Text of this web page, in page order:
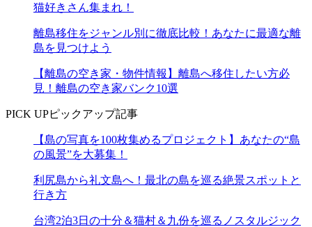
猫好きさん集まれ！
離島移住をジャンル別に徹底比較！あなたに最適な離
島を見つけよう
【離島の空き家・物件情報】離島へ移住したい方必
見！離島の空き家バンク10選
PICK UPピックアップ記事
【島の写真を100枚集めるプロジェクト】あなたの“島
の風景”を大募集！
利尻島から礼文島へ！最北の島を巡る絶景スポットと
行き方
台湾2泊3日の十分＆猫村＆九份を巡るノスタルジック